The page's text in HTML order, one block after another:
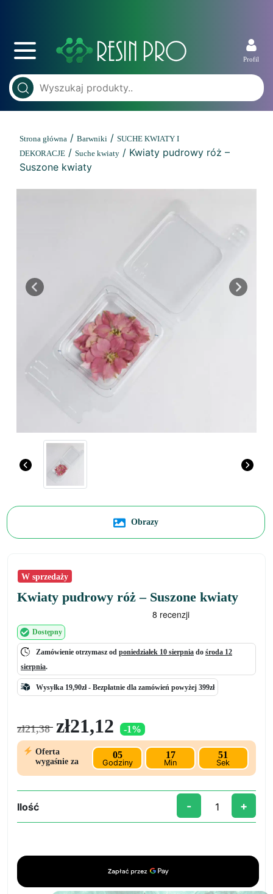
Profil
Strona główna / Barwniki / SUCHE KWIATY I
DEKORACJE / Suche kwiaty / Kwiaty pudrowy róż –
Suszone kwiaty
Previous Next
Obrazy
W sprzedaży
Kwiaty pudrowy róż – Suszone kwiaty
Dostępny
Zamówienie otrzymasz od poniedziałek 10 sierpnia do środa 12
sierpnia.
Wysyłka 19,90zł - Bezpłatnie dla zamówień powyżej 399zł
zł21,38
Pierwotna
cena
zł21,38.
zł21,12 cena
wynosi:
zł21,12.
-1%
Oferta
wygaśnie za
05
Godziny
17
Min
50
Sek
Ilość
ilość
róż
Suszone
- +